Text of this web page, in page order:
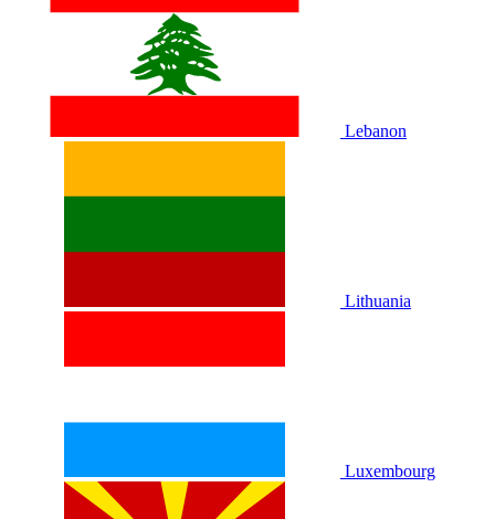
Lebanon
Lithuania
Luxembourg